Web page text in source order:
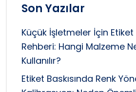
Son Yazılar
Küçük İşletmeler İçin
Rehberi: Hangi Malzeme
Kullanılır?
Etiket Baskısında Renk